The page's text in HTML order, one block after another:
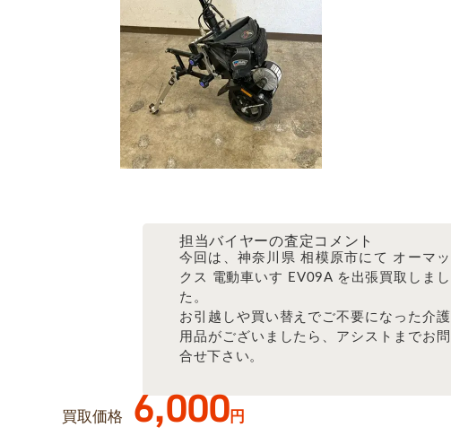
担当バイヤーの査定コメント
今回は、神奈川県 相模原市にて オーマッ
クス 電動車いす EV09A を出張買取しまし
た。
お引越しや買い替えでご不要になった介護
用品がございましたら、アシストまでお問
合せ下さい。
買取価格 6,000円